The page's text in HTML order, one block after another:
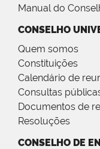
Manual do
CONSELHO
Quem somos
Constituições
Calendário de
Consultas
Documentos de
Resoluções
CONSELHO DE